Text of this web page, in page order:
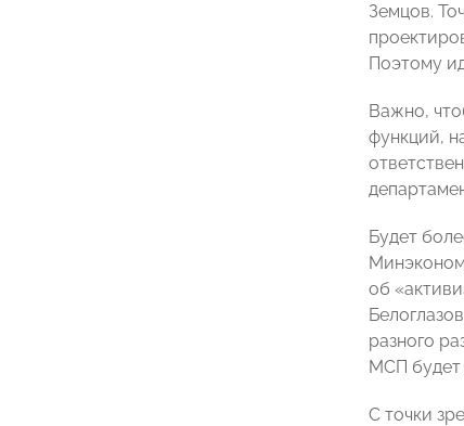
Земцов.
Поэтому
Важно,
функций,
Будет
об
разного
МСП будет
С точки